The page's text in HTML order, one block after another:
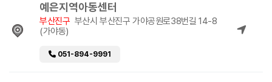
예은지역아동센터
부산진구 부산시 부산진구 가야공원로38번길 14-8
(가야동)
051-894-9991